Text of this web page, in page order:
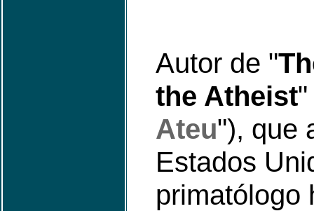
Autor de "
the Atheist"
Ateu"), que
Estados
primatólogo